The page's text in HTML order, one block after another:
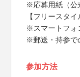
※応募用紙（公
【フリースタイ
※スマートフォ
※郵送・持参で
参加方法